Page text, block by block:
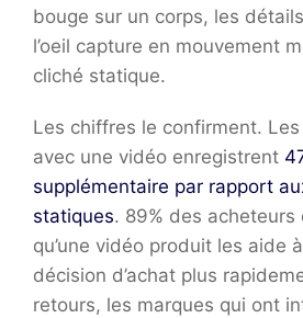
bouge sur un corps, les
l’oeil capture en mouvement
cliché statique.
Les chiffres le confirment.
avec une vidéo enregistrent
supplémentaire par rapport
statiques. 89% des
qu’une vidéo produit les aide
décision d’achat plus
retours, les marques qui ont